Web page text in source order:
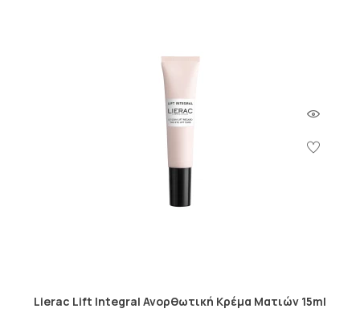
Lierac Lift Integral Ανορθωτική Κρέμα Ματιών 15ml